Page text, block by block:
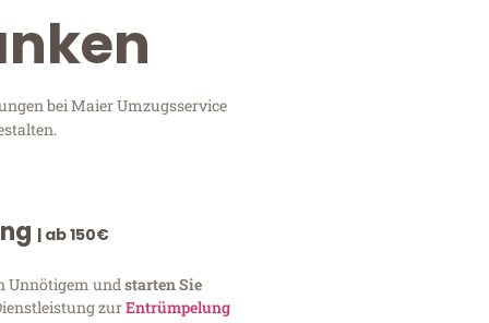
bei Maier Umzugsservice
| ab 150€
Unnötigem und starten Sie
zurEntrümpelung